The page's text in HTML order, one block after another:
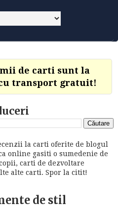
de carti sunt la
transport gratuit!
la carti oferite de blogul
online gasiti o sumedenie de
carti de dezvoltare
alte carti. Spor la citit!
de stil